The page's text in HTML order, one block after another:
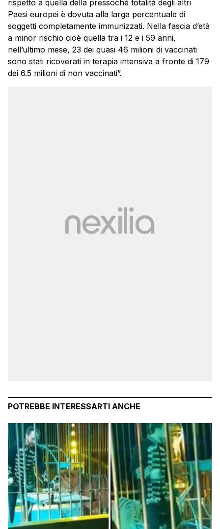
rispetto a quella della pressoché totalità degli altri
Paesi europei è dovuta alla larga percentuale di
soggetti completamente immunizzati. Nella fascia d’età
a minor rischio cioè quella tra i 12 e i 59 anni,
nell’ultimo mese, 23 dei quasi 46 milioni di vaccinati
sono stati ricoverati in terapia intensiva a fronte di 179
dei 6.5 milioni di non vaccinati”.
POTREBBE INTERESSARTI ANCHE